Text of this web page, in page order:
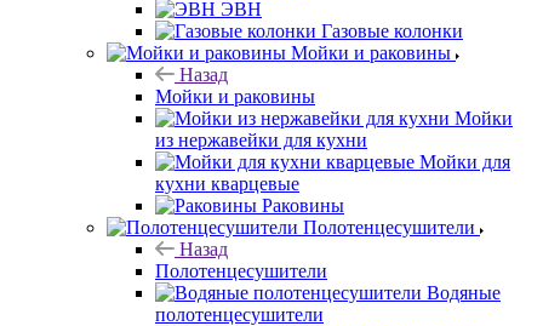
ЭВН
Газовые колонки
Мойки и раковины
Назад
Мойки и раковины
Мойки
из нержавейки для кухни
Мойки для
кухни кварцевые
Раковины
Полотенцесушители
Назад
Полотенцесушители
Водяные
полотенцесушители